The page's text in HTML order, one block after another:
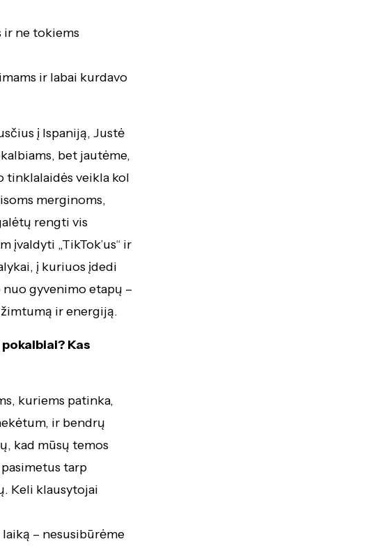
ne tokiems
ir labai kurdavo
į Ispaniją, Justė
bet jautėme,
tinklalaidės veikla kol
merginoms,
rengti vis
įvaldyti „TikTok’us“ ir
į kuriuos įdedi
gyvenimo etapų –
ir energiją.
Kas
kuriems patinka,
ir bendrų
kad mūsų temos
tarp
Keli klausytojai
– nesusibūrėme